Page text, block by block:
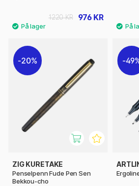
976 KR
1220 KR
20%
ZIG KURETAKE
Penselpenn Fude Pen Sen
Bekkou-cho